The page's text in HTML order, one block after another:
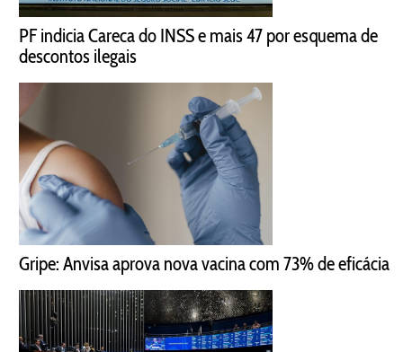
PF indicia Careca do INSS e mais 47 por esquema de
descontos ilegais
Gripe: Anvisa aprova nova vacina com 73% de eficácia